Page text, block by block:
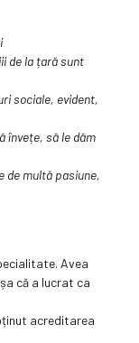
de la țară sunt
sociale, evident,
învețe, să le dăm
de multă pasiune,
Avea
că a lucrat ca
acreditarea